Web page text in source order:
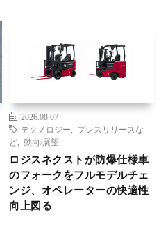
2026.08.07
テクノロジー
プレスリリースな
ど
動向/展望
ロジスネクストが防爆仕様車
のフォークをフルモデルチェ
ンジ、オペレーターの快適性
向上図る